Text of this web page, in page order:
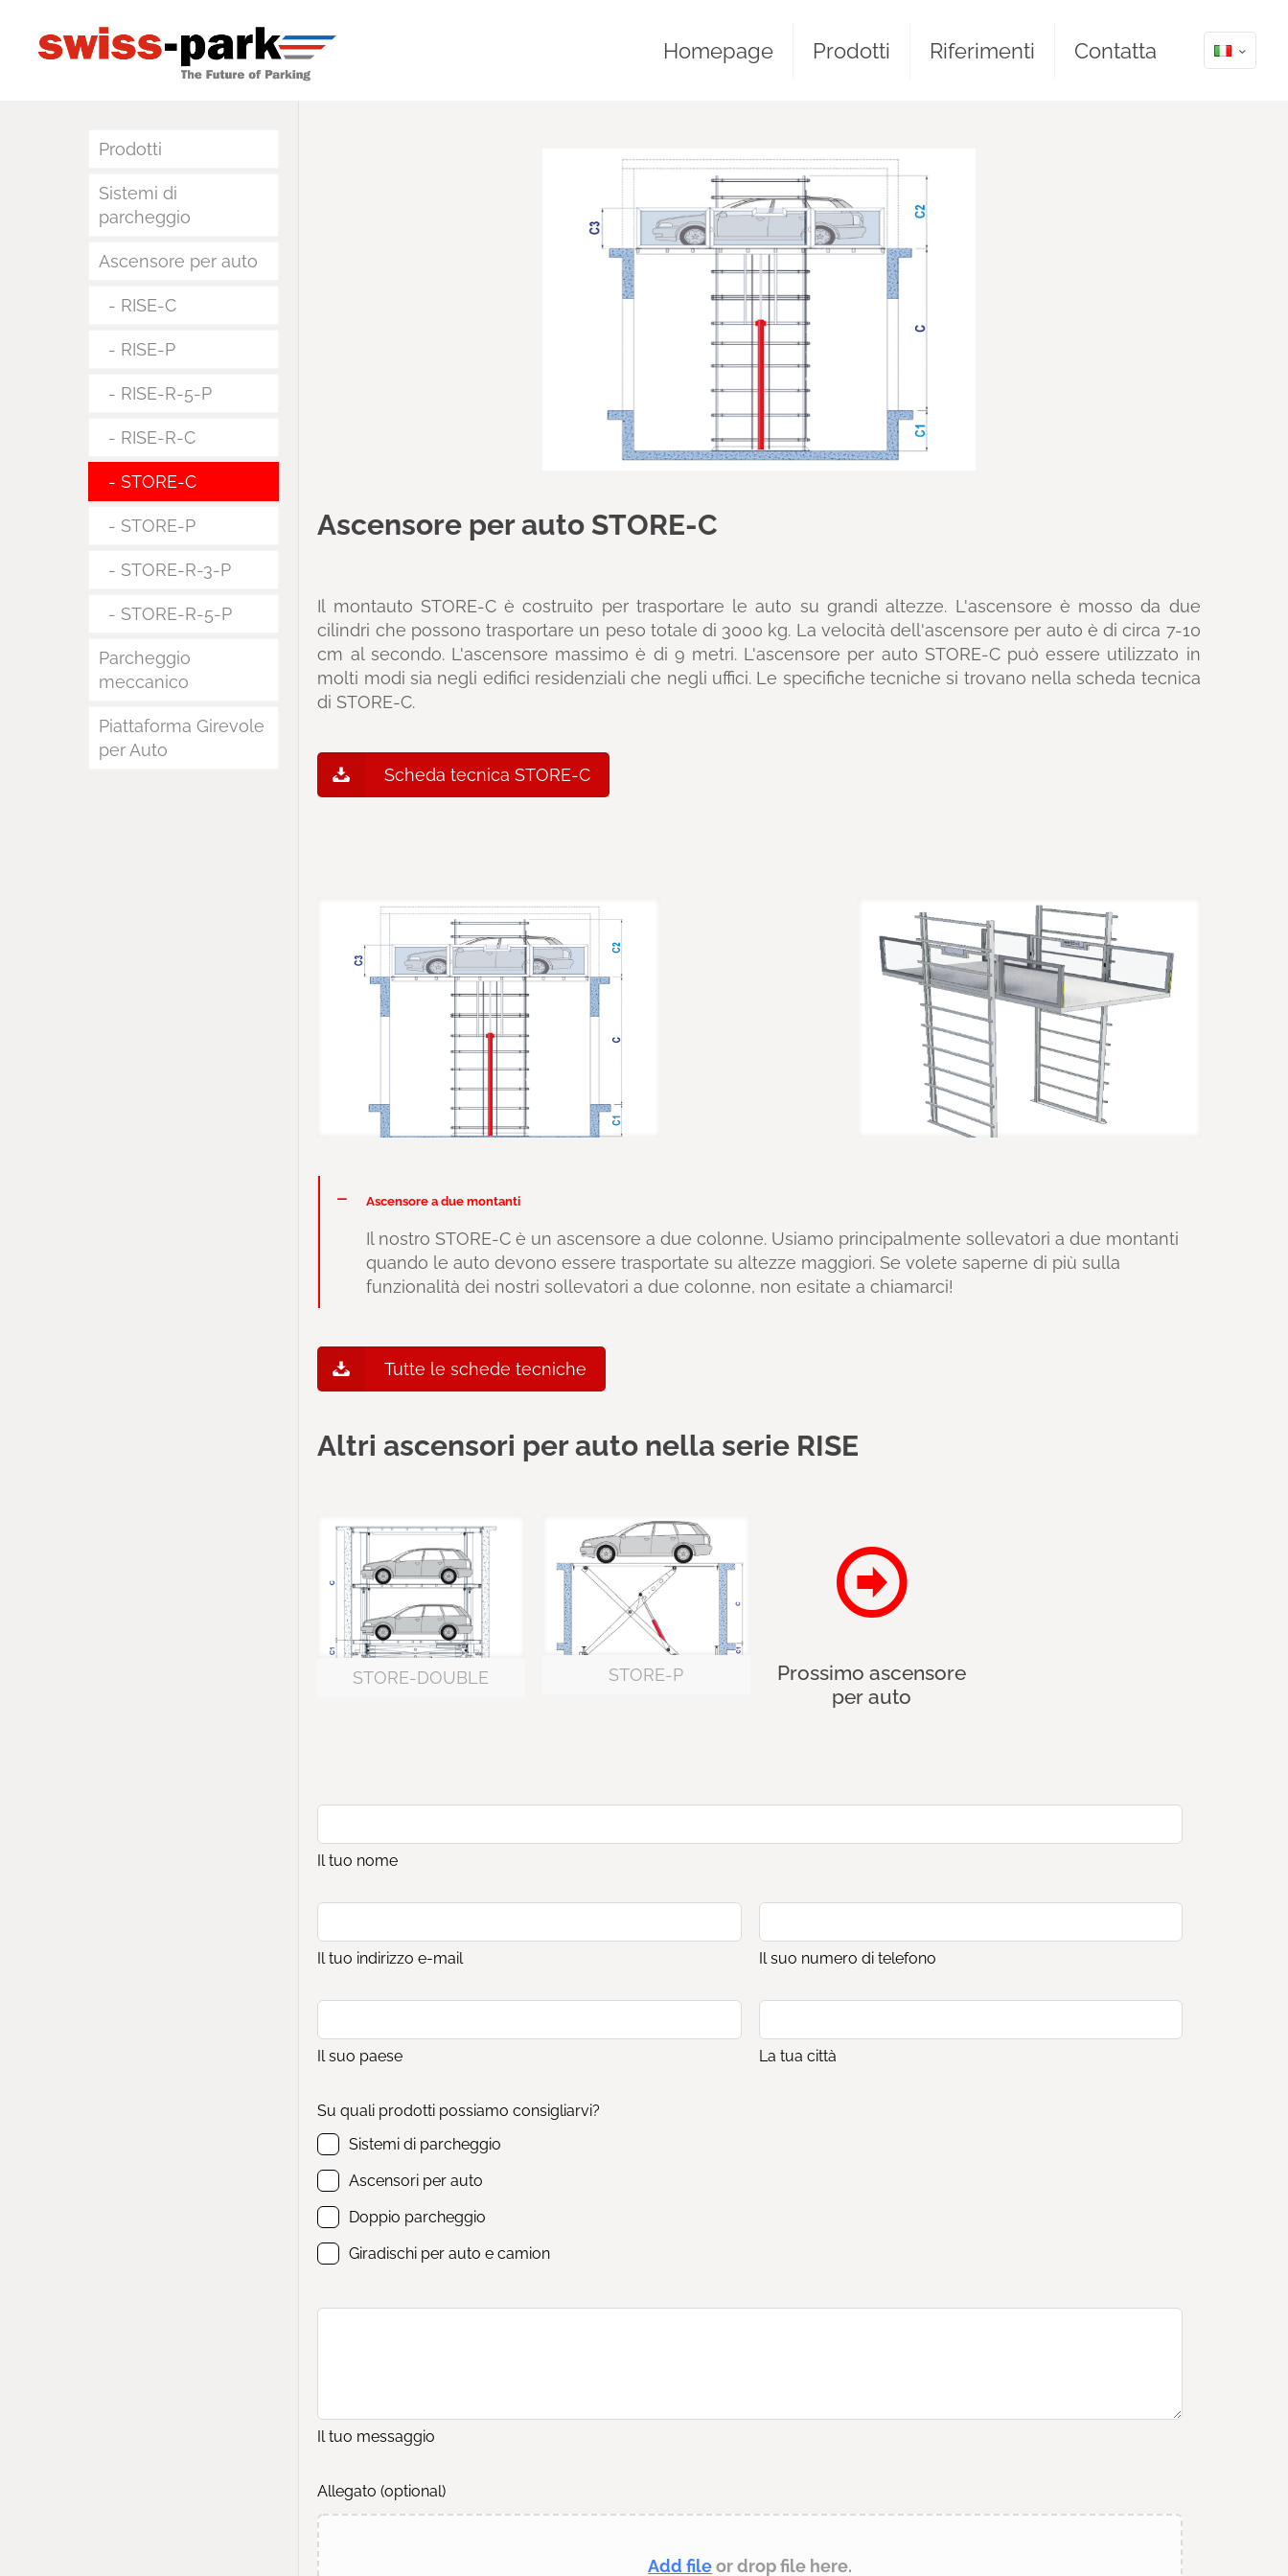
Homepage Prodotti Riferimenti Contatta
Ascensore per auto STORE-C
Il montauto STORE-C è costruito per trasportare le auto su grandi altezze. L'ascensore è mosso da due
cilindri che possono trasportare un peso totale di 3000 kg. La velocità dell'ascensore per auto è di circa 7-10
cm al secondo. L'ascensore massimo è di 9 metri. L'ascensore per auto STORE-C può essere utilizzato in
molti modi sia negli edifici residenziali che negli uffici. Le specifiche tecniche si trovano nella scheda tecnica
di STORE-C.
Scheda tecnica STORE-C
Ascensore a due montanti
Il nostro STORE-C è un ascensore a due colonne. Usiamo principalmente sollevatori a due montanti
quando le auto devono essere trasportate su altezze maggiori. Se volete saperne di più sulla
funzionalità dei nostri sollevatori a due colonne, non esitate a chiamarci!
Tutte le schede tecniche
Altri ascensori per auto nella serie RISE
STORE-DOUBLE STORE-P
Prossimo ascensore
per auto
Il tuo nome
Il tuo indirizzo e-mail Il suo numero di telefono
Il suo paese La tua città
Su quali prodotti possiamo consigliarvi?
Sistemi di parcheggio
Ascensori per auto
Doppio parcheggio
Giradischi per auto e camion
Il tuo messaggio
Allegato (optional)
Add fileor drop file here.
Prodotti
Sistemi di
parcheggio
Ascensore per auto
RISE-C
RISE-P
RISE-R-5-P
RISE-R-C
STORE-C
STORE-P
STORE-R-3-P
STORE-R-5-P
Parcheggio
meccanico
Piattaforma Girevole
per Auto